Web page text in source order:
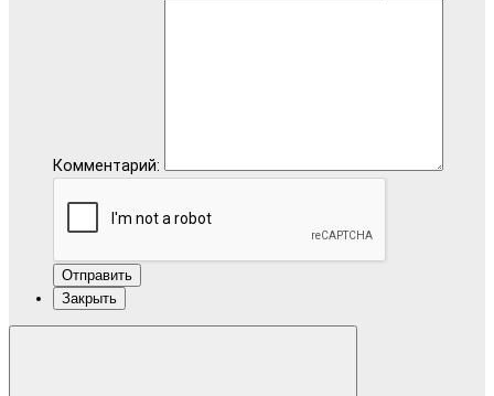
Комментарий:
Отправить
Закрыть